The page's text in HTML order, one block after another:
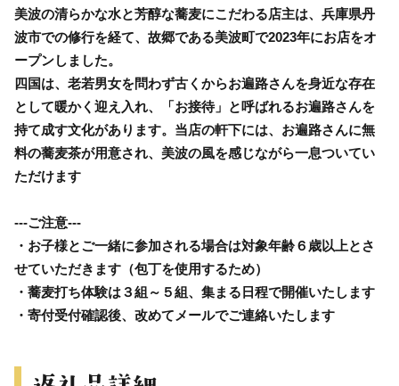
美波の清らかな水と芳醇な蕎麦にこだわる店主は、兵庫県丹
波市での修行を経て、故郷である美波町で2023年にお店をオ
ープンしました。
四国は、老若男女を問わず古くからお遍路さんを身近な存在
として暖かく迎え入れ、「お接待」と呼ばれるお遍路さんを
持て成す文化があります。当店の軒下には、お遍路さんに無
料の蕎麦茶が用意され、美波の風を感じながら一息ついてい
ただけます
---ご注意---
・お子様とご一緒に参加される場合は対象年齢６歳以上とさ
せていただきます（包丁を使用するため）
・蕎麦打ち体験は３組～５組、集まる日程で開催いたします
・寄付受付確認後、改めてメールでご連絡いたします